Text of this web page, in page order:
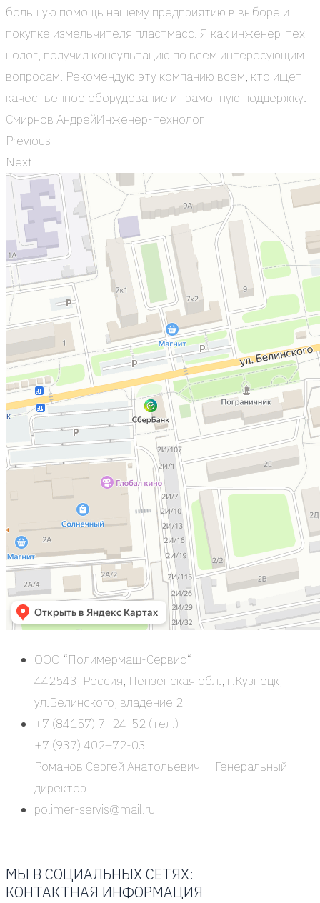
боль­шую помощь наше­му пред­при­я­тию в выбо­ре и
покуп­ке измель­чи­те­ля пласт­масс. Я как инже­нер-тех­
но­лог, полу­чил кон­суль­та­цию по всем инте­ре­су­ю­щим
вопро­сам. Реко­мен­дую эту ком­па­нию всем, кто ищет
каче­ствен­ное обо­ру­до­ва­ние и гра­мот­ную под­держ­ку.
Смир­нов АндрейИнже­нер-тех­но­лог
Previous
Next
ООО “Поли­мер­маш-Сер­вис“
442543, Рос­сия, Пен­зен­ская обл., г.Кузнецк,
ул.Белинского, вла­де­ние 2
+7 (84157) 7–24-52 (тел.)
+7 (937) 402–72-03
Рома­нов Сер­гей Ана­то­лье­вич — Гене­раль­ный
дирек­тор
polimer-servis@mail.ru
МЫ В СОЦИАЛЬНЫХ СЕТЯХ:
КОНТАКТНАЯ ИНФОРМАЦИЯ